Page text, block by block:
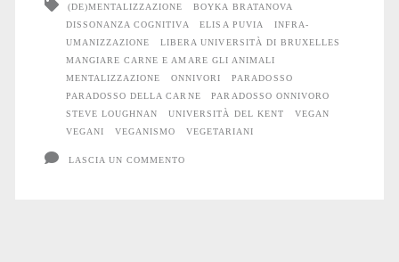
consumo
di
carne
(DE)MENTALIZZAZIONE
BOYKA BRATANOVA
DISSONANZA COGNITIVA
ELISA PUVIA
INFRA-
UMANIZZAZIONE
LIBERA UNIVERSITÀ DI BRUXELLES
MANGIARE CARNE E AMARE GLI ANIMALI
MENTALIZZAZIONE
ONNIVORI
PARADOSSO
PARADOSSO DELLA CARNE
PARADOSSO ONNIVORO
STEVE LOUGHNAN
UNIVERSITÀ DEL KENT
VEGAN
VEGANI
VEGANISMO VEGETARIANI
LASCIA UN COMMENTO